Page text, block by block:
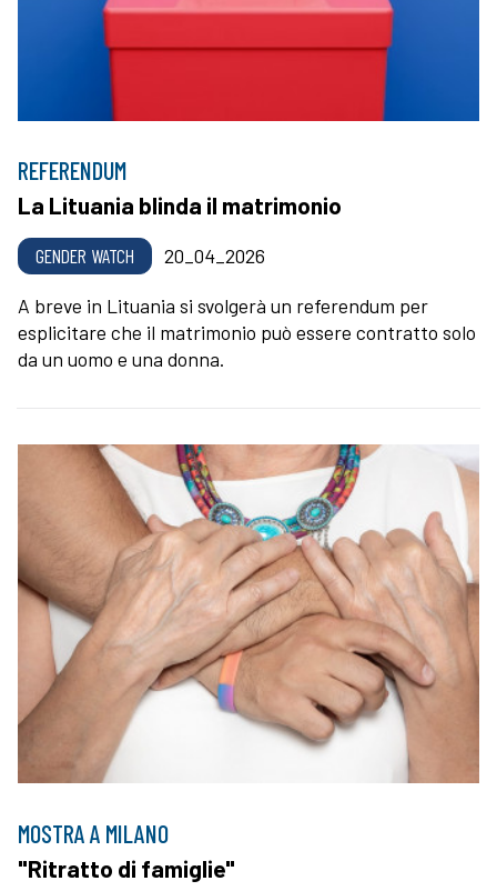
REFERENDUM
La Lituania blinda il matrimonio
GENDER WATCH 20_04_2026
A breve in Lituania si svolgerà un referendum per
esplicitare che il matrimonio può essere contratto solo
da un uomo e una donna.
MOSTRA A MILANO
"Ritratto di famiglie"